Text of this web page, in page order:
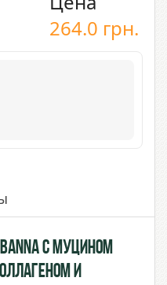
264.0 грн.
с Муцином
и